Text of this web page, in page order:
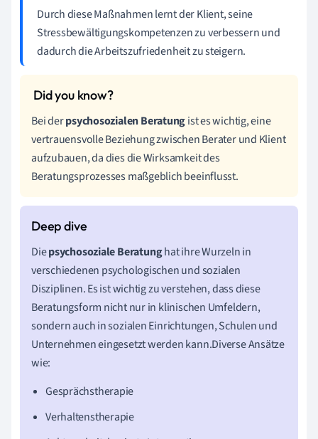
Durch diese Maßnahmen lernt der Klient, seine
Stressbewältigungskompetenzen zu verbessern und
dadurch die Arbeitszufriedenheit zu steigern.
Bei derpsychosozialen Beratungist es wichtig, eine
vertrauensvolle Beziehung zwischen Berater und Klient
aufzubauen, da dies die Wirksamkeit des
Beratungsprozesses maßgeblich beeinflusst.
Diepsychosoziale Beratunghat ihre Wurzeln in
verschiedenen psychologischen und sozialen
Disziplinen. Es ist wichtig zu verstehen, dass diese
Beratungsform nicht nur in klinischen Umfeldern,
sondern auch in sozialen Einrichtungen, Schulen und
Unternehmen eingesetzt werden kann.Diverse Ansätze
wie:
Gesprächstherapie
Verhaltenstherapie